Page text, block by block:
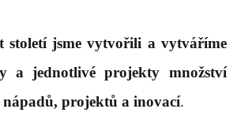
století jsme vytvořili a vytváříme
a jednotlivé projekty množství
projektů a inovací.